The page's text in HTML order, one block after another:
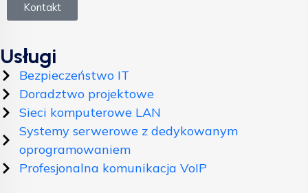
Kontakt
Usługi
Bezpieczeństwo IT
Doradztwo projektowe
Sieci komputerowe LAN
Systemy serwerowe z dedykowanym
oprogramowaniem
Profesjonalna komunikacja VoIP